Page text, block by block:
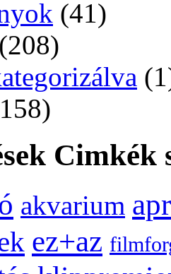
(41)
(208)
Cimkék
akvarium
ez+az